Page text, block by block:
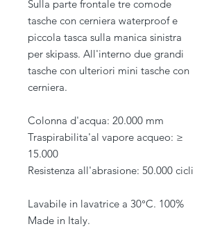
Sulla parte frontale tre comode
tasche con cerniera waterproof e
piccola tasca sulla manica sinistra
per skipass. All'interno due grandi
tasche con ulteriori mini tasche con
cerniera.
Colonna d'acqua: 20.000 mm
Traspirabilita'al vapore acqueo: ≥
15.000
Resistenza all'abrasione: 50.000 cicli
Lavabile in lavatrice a 30°C. 100%
Made in Italy.